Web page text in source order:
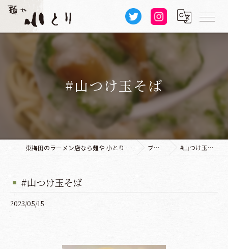
#山つけ玉そば
東梅田のラーメン店なら麺や 小とり 本店 ブログ #山つけ玉そば
#山つけ玉そば
2023/05/15